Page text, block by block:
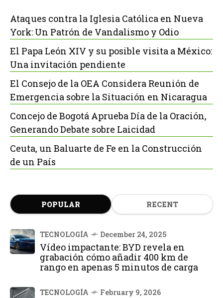
Ataques contra la Iglesia Católica en Nueva
York: Un Patrón de Vandalismo y Odio
El Papa León XIV y su posible visita a México:
Una invitación pendiente
El Consejo de la OEA Considera Reunión de
Emergencia sobre la Situación en Nicaragua
Concejo de Bogotá Aprueba Día de la Oración,
Generando Debate sobre Laicidad
Ceuta, un Baluarte de Fe en la Construcción
de un País
POPULAR RECENT
TECNOLOGÍA December 24, 2025
Vídeo impactante: BYD revela en
grabación cómo añadir 400 km de
rango en apenas 5 minutos de carga
TECNOLOGÍA February 9, 2026